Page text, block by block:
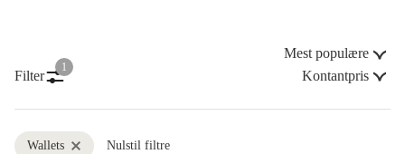
Mest populære
Filter
1
Kontantpris
Wallets Nulstil filtre